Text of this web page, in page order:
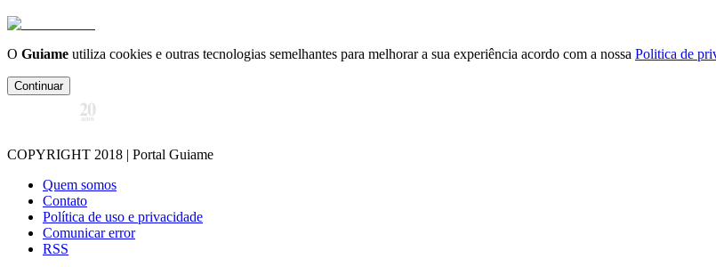
O Guiame utiliza cookies e outras tecnologias semelhantes para melhorar a sua experiência acordo com a nossa Politica de
Continuar
COPYRIGHT 2018 | Portal Guiame
Quem somos
Contato
Política de uso e privacidade
Comunicar error
RSS